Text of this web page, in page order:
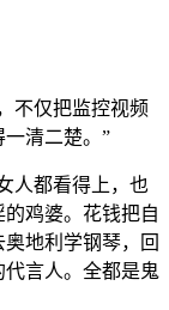
不仅把监控视频
清二楚。”
人都看得上，也
鸡婆。花钱把自
地利学钢琴，回
代言人。全都是鬼